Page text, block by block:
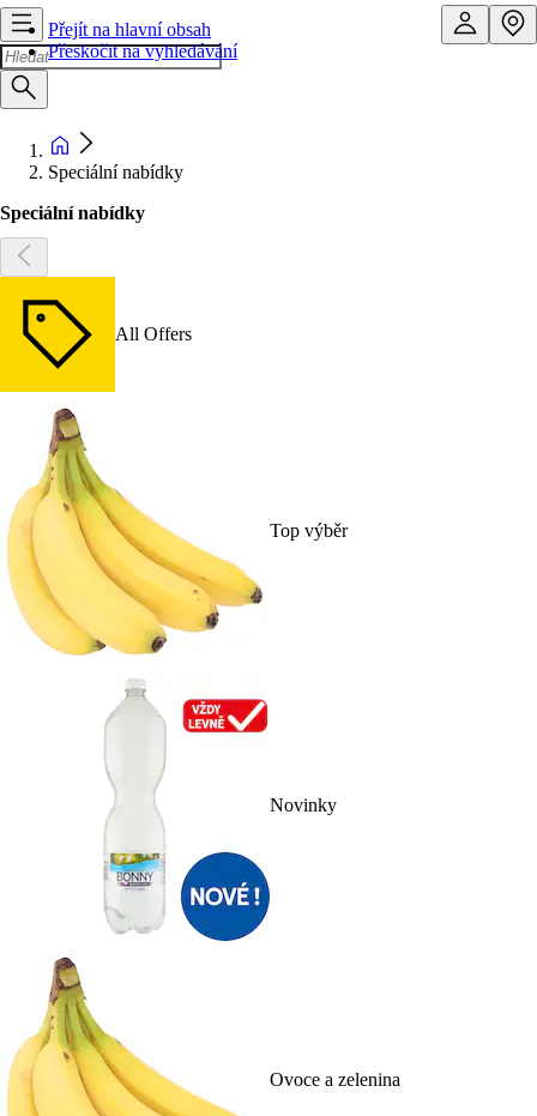
Přejít na hlavní obsah
Přeskočit na vyhledávání
Speciální nabídky
Speciální nabídky
All Offers
Top výběr
Novinky
Ovoce a zelenina